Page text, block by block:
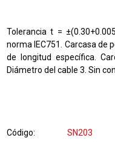
Tolerancia t =
norma IEC751. Carcasa de
de longitud específica.
Diámetro del cable 3. Sin
Código SN203